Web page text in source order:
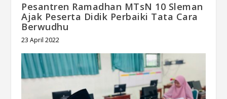
Pesantren Ramadhan MTsN 10 Sleman
Ajak Peserta Didik Perbaiki Tata Cara
Berwudhu
23 April 2022